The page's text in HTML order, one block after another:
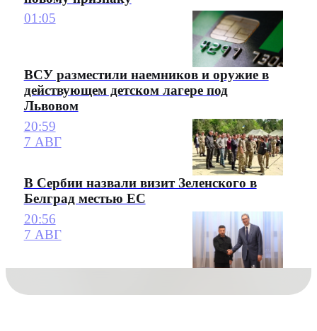
01:05
ВСУ разместили наемников и оружие в
действующем детском лагере под
Львовом
20:59
7 АВГ
В Сербии назвали визит Зеленского в
Белград местью ЕС
20:56
7 АВГ